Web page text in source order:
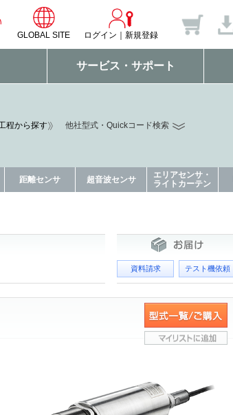
GLOBAL SITE ログイン 新規登録
サービス・サポート
程から探す 他社型式・Quickコード検索
距離センサ 超音波センサ
エリアセンサ・
ライトカーテン
資料請求 テスト機依頼